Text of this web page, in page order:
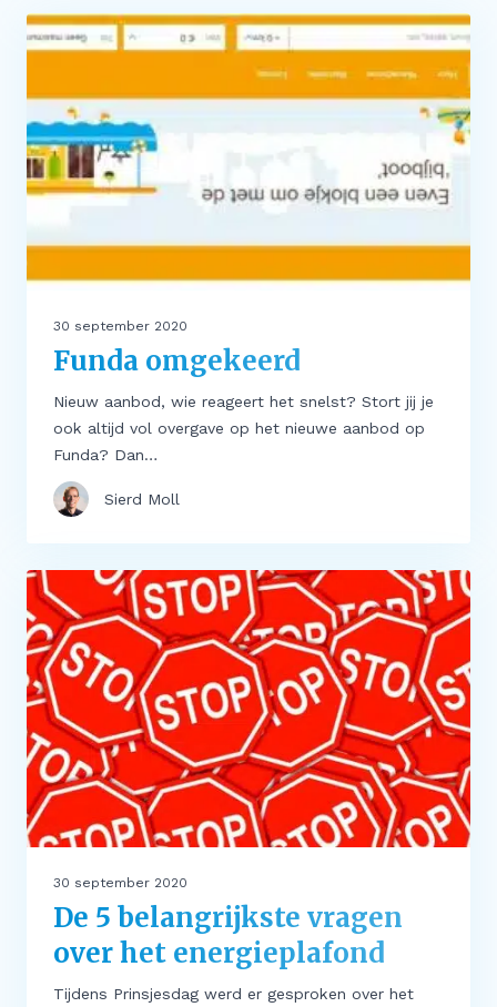
30 september 2020
Funda omgekeerd
Nieuw aanbod, wie reageert het snelst? Stort jij je
ook altijd vol overgave op het nieuwe aanbod op
Funda? Dan…
Sierd Moll
30 september 2020
De 5 belangrijkste vragen
over het energieplafond
Tijdens Prinsjesdag werd er gesproken over het